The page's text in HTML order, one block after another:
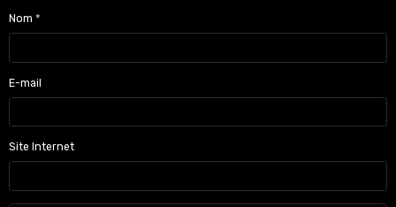
Nom
E-mail
Site Internet